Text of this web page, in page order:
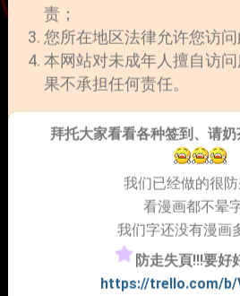
责；
您所在地区法律允许您访问
本网站对未成年人擅自访
果不承担任何责任。
拜托大家看看各种签到、请
我们已经做的很防
看漫画都不晕
我们字还没有漫画
防走失頁!!!要好
https://trello.com/b/